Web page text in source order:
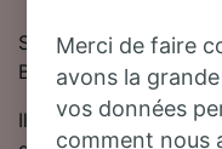
Si vous prévoyez de
Bologna Centrale,
Il faut en moyenne
Merci de faire
avons la
vos données
comment nous